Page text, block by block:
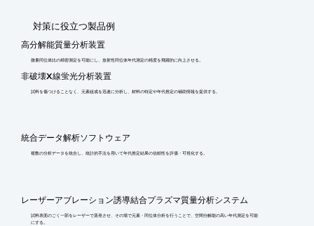
​対策に役立つ製品例
高分解能質量分析装置
微量同位体比の精密測定を可能にし、放射性同位体年代測定の精度を飛躍的に向上させる。
非破壊X線蛍光分析装置
試料を傷つけることなく、元素組成を迅速に分析し、材料の特定や年代推定の補助情報を提供する。
統合データ解析ソフトウェア
複数の分析データを統合し、統計的手法を用いて年代推定結果の信頼性を評価・可視化する。
レーザーアブレーション誘導結合プラズマ質量分析システム
試料表面のごく一部をレーザーで蒸発させ、その場で元素・同位体分析を行うことで、空間分解能の高い年代測定を可能
にする。